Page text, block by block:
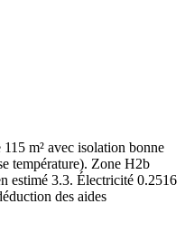
115 m² avec isolation bonne
température). Zone H2b
estimé 3.3. Électricité 0.2516
des aides